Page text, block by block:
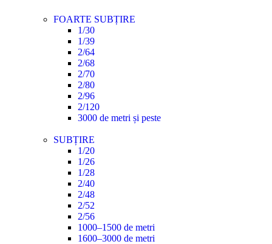
FOARTE SUBȚIRE
1/30
1/39
2/64
2/68
2/70
2/80
2/96
2/120
3000 de metri și peste
SUBȚIRE
1/20
1/26
1/28
2/40
2/48
2/52
2/56
1000–1500 de metri
1600–3000 de metri